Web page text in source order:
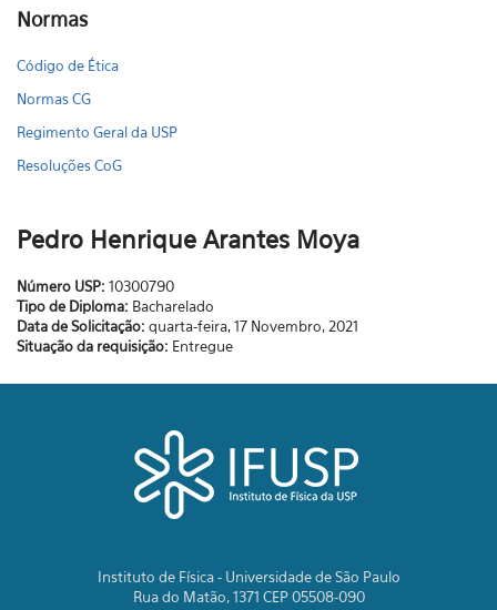
Normas
Código de Ética
Normas CG
Regimento Geral da USP
Resoluções CoG
Pedro Henrique Arantes Moya
Número USP: 10300790
Tipo de Diploma: Bacharelado
Data de Solicitação: quarta-feira, 17 Novembro, 2021
Situação da requisição: Entregue
Instituto de Física - Universidade de São Paulo
Rua do Matão, 1371 CEP 05508-090